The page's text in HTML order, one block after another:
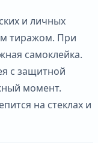
и личных
тиражом. При
самоклейка.
с защитной
момент.
на стеклах и